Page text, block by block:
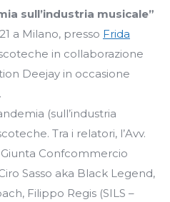
sull’industria musicale”
a Milano, presso Frida
in collaborazione
Deejay in occasione
(sull’industria
Tra i relatori, l’Avv.
Confcommercio
Sasso aka Black Legend,
Filippo Regis (SILS –